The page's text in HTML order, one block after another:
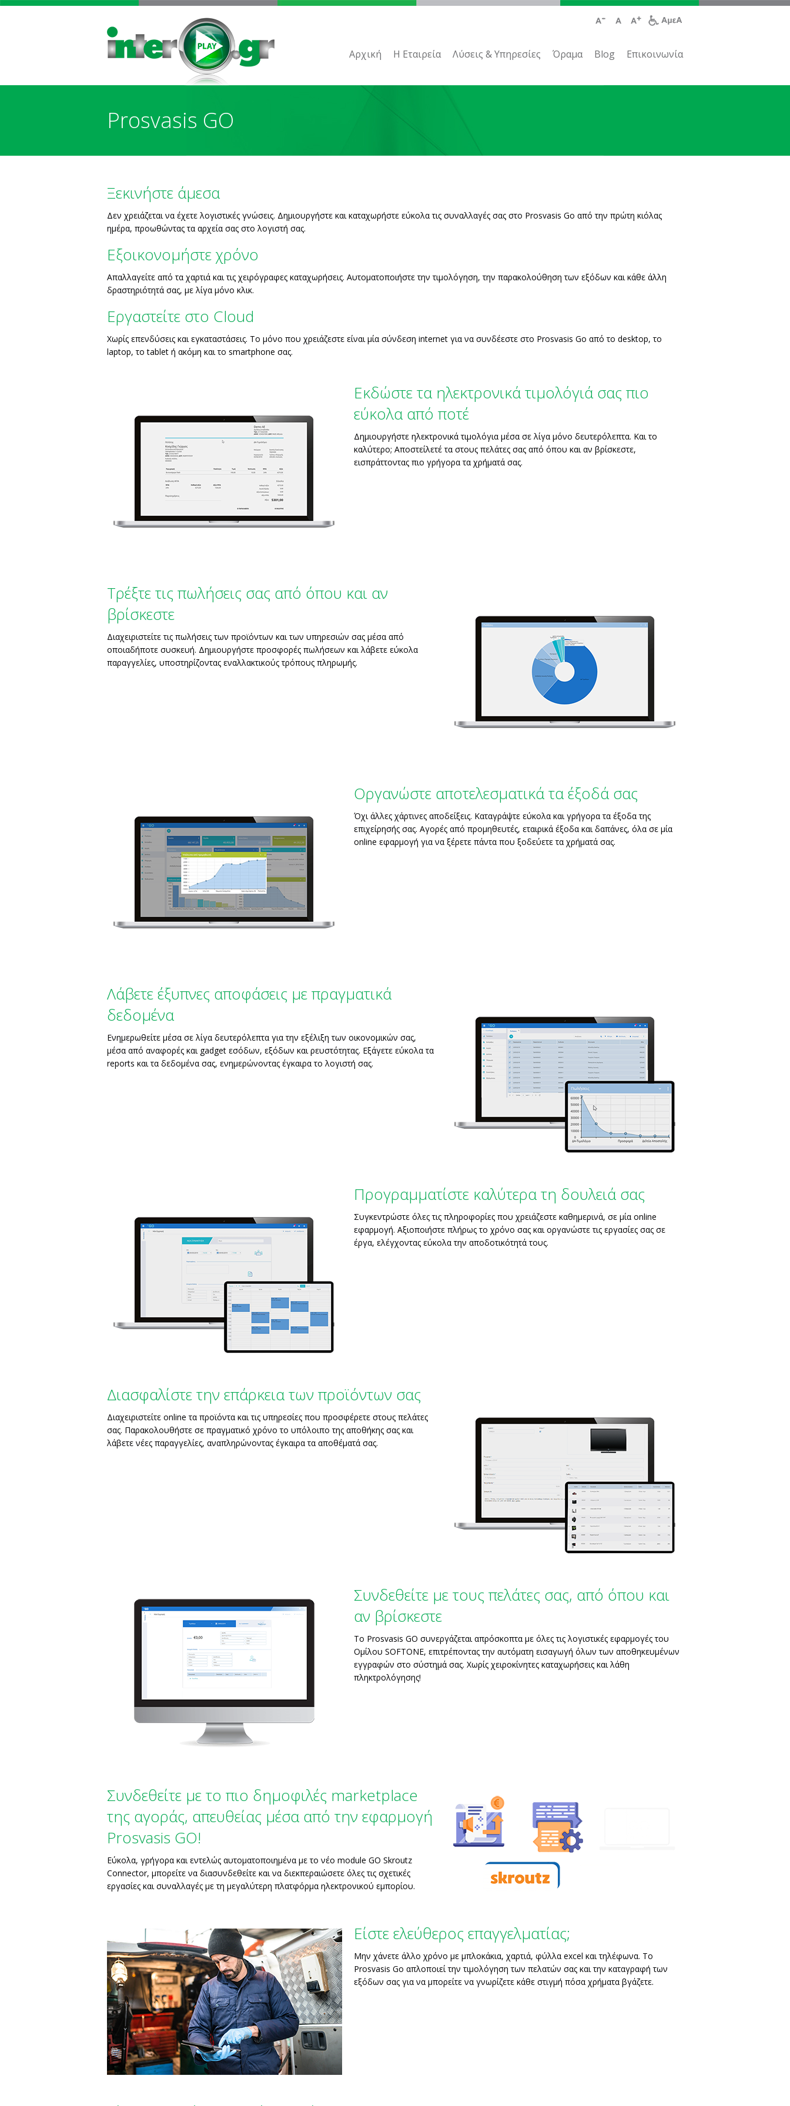
Αρχική H Εταιρεία Λύσεις & Υπηρεσίες Όραμα Blog Επικοινωνία
Prosvasis GO
Ξεκινήστε άμεσα
Δεν χρειάζεται να έχετε λογιστικές γνώσεις. Δημιουργήστε και καταχωρήστε εύκολα τις συναλλαγές σας στο Prosvasis Go από την πρώτη κιόλας
ημέρα, προωθώντας τα αρχεία σας στο λογιστή σας.
Εξοικονομήστε χρόνο
Απαλλαγείτε από τα χαρτιά και τις χειρόγραφες καταχωρήσεις. Αυτοματοποιήστε την τιμολόγηση, την παρακολούθηση των εξόδων και κάθε άλλη
δραστηριότητά σας, με λίγα μόνο κλικ.
Εργαστείτε στο Cloud
Χωρίς επενδύσεις και εγκαταστάσεις. Το μόνο που χρειάζεστε είναι μία σύνδεση internet για να συνδέεστε στο Prosvasis Go από το desktop, το
laptop, το tablet ή ακόμη και το smartphone σας.
Εκδώστε τα ηλεκτρονικά τιμολόγιά σας πιο
εύκολα από ποτέ
Δημιουργήστε ηλεκτρονικά τιμολόγια μέσα σε λίγα μόνο δευτερόλεπτα. Και το
καλύτερο; Αποστείλετέ τα στους πελάτες σας από όπου και αν βρίσκεστε,
εισπράττοντας πιο γρήγορα τα χρήματά σας.
Τρέξτε τις πωλήσεις σας από όπου και αν
βρίσκεστε
Διαχειριστείτε τις πωλήσεις των προϊόντων και των υπηρεσιών σας μέσα από
οποιαδήποτε συσκευή. Δημιουργήστε προσφορές πωλήσεων και λάβετε εύκολα
παραγγελίες, υποστηρίζοντας εναλλακτικούς τρόπους πληρωμής.
Οργανώστε αποτελεσματικά τα έξοδά σας
Όχι άλλες χάρτινες αποδείξεις. Καταγράψτε εύκολα και γρήγορα τα έξοδα της
επιχείρησής σας. Αγορές από προμηθευτές, εταιρικά έξοδα και δαπάνες, όλα σε μία
online εφαρμογή για να ξέρετε πάντα που ξοδεύετε τα χρήματά σας.
Λάβετε έξυπνες αποφάσεις με πραγματικά
δεδομένα
Ενημερωθείτε μέσα σε λίγα δευτερόλεπτα για την εξέλιξη των οικονομικών σας,
μέσα από αναφορές και gadget εσόδων, εξόδων και ρευστότητας. Εξάγετε εύκολα τα
reports και τα δεδομένα σας, ενημερώνοντας έγκαιρα το λογιστή σας.
Προγραμματίστε καλύτερα τη δουλειά σας
Συγκεντρώστε όλες τις πληροφορίες που χρειάζεστε καθημερινά, σε μία online
εφαρμογή. Αξιοποιήστε πλήρως το χρόνο σας και οργανώστε τις εργασίες σας σε
έργα, ελέγχοντας εύκολα την αποδοτικότητά τους.
Διασφαλίστε την επάρκεια των προϊόντων σας
Διαχειριστείτε online τα προϊόντα και τις υπηρεσίες που προσφέρετε στους πελάτες
σας. Παρακολουθήστε σε πραγματικό χρόνο το υπόλοιπο της αποθήκης σας και
λάβετε νέες παραγγελίες, αναπληρώνοντας έγκαιρα τα αποθέματά σας.
Συνδεθείτε με τους πελάτες σας, από όπου και
αν βρίσκεστε
Το Prosvasis GO συνεργάζεται απρόσκοπτα με όλες τις λογιστικές εφαρμογές του
Ομίλου SOFTONE, επιτρέποντας την αυτόματη εισαγωγή όλων των αποθηκευμένων
εγγραφών στο σύστημά σας. Χωρίς χειροκίνητες καταχωρήσεις και λάθη
πληκτρολόγησης!
Συνδεθείτε με το πιο δημοφιλές marketplace
της αγοράς, απευθείας μέσα από την εφαρμογή
Prosvasis GO!
Εύκολα, γρήγορα και εντελώς αυτοματοποιημένα με το νέο module GO Skroutz
Connector, μπορείτε να διασυνδεθείτε και να διεκπεραιώσετε όλες τις σχετικές
εργασίες και συναλλαγές με τη μεγαλύτερη πλατφόρμα ηλεκτρονικού εμπορίου.
Είστε ελεύθερος επαγγελματίας;
Μην χάνετε άλλο χρόνο με μπλοκάκια, χαρτιά, φύλλα excel και τηλέφωνα. Το
Prosvasis Go απλοποιεί την τιμολόγηση των πελατών σας και την καταγραφή των
εξόδων σας για να μπορείτε να γνωρίζετε κάθε στιγμή πόσα χρήματα βγάζετε.